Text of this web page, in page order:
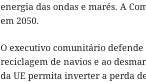
energia das ondas e marés. A
em 2050.
O executivo comunitário defende
reciclagem de navios e ao
da UE permita inverter a perda